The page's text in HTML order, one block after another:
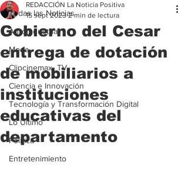
Todas las Noticias
Agroindustria
Moda
Clipcinemax_TV
Ciencia e Innovación
Tecnología y Transformación Digital
Lo Ultimo
Politica
Entretenimiento
Gobierno del Cesar
entrega de dotación
de mobiliarios a
instituciones
educativas del
departamento
REDACCIÓN La Noticia Positiva
15 sept 2023 2 min de lectura